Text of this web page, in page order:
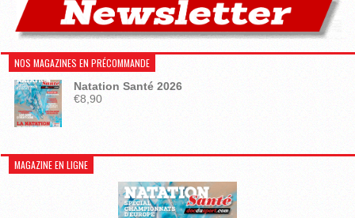
NOS MAGAZINES EN PRÉCOMMANDE
Natation Santé 2026
€8,90
MAGAZINE EN LIGNE